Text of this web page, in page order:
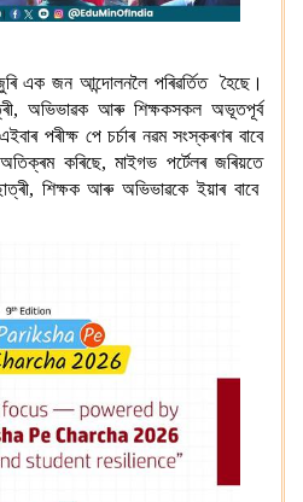
এক জন আন্দোলনলৈ পৰিৱৰ্তিত হৈছে।
অভিভাৱক আৰু শিক্ষকসকল অভূতপূৰ্ব
এইবাৰ পৰীক্ষ পে চৰ্চাৰ নৱম সংস্কৰণৰ বাবে
কৰিছে, মাইগভ পৰ্টেলৰ জৰিয়তে
শিক্ষক আৰু অভিভাৱকে ইয়াৰ বাবে